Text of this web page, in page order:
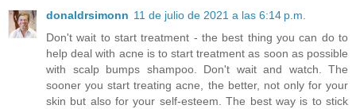
donaldrsimonn 11 de julio de 2021 a las 6:14 p.m.
Don't wait to start treatment - the best thing you can do to
help deal with acne is to start treatment as soon as possible
with scalp bumps shampoo. Don't wait and watch. The
sooner you start treating acne, the better, not only for your
skin but also for your self-esteem. The best way is to stick